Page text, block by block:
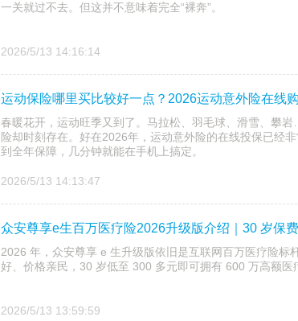
一关就过不去。但这并不意味着完全“裸奔”。
2026/5/13 14:16:14
运动保险哪里买比较好一点？2026运动意外险在线
春暖花开，运动旺季又到了。马拉松、羽毛球、滑雪、攀
险却时刻存在。好在2026年，运动意外险的在线投保已经
到全年保障，几分钟就能在手机上搞定。
2026/5/13 14:13:47
众安尊享e生百万医疗险2026升级版介绍｜30 岁保
2026 年，众安尊享 e 生升级版依旧是互联网百万医疗险标
好、价格亲民，30 岁低至 300 多元即可拥有 600 万高额医
2026/5/13 13:59:59